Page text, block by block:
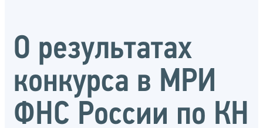
О результатах
конкурса в МРИ
ФНС России по КН